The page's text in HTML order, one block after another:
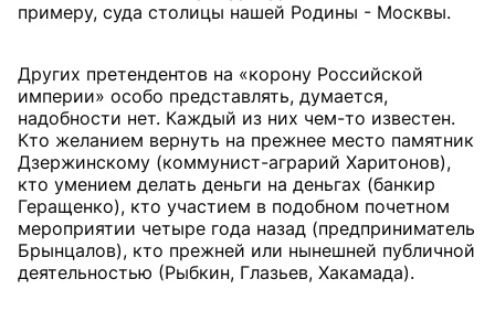
примеру, суда столицы нашей Родины - Москвы.
Других претендентов на «корону Российской
империи» особо представлять, думается,
надобности нет. Каждый из них чем-то известен.
Кто желанием вернуть на прежнее место памятник
Дзержинскому (коммунист-аграрий Харитонов),
кто умением делать деньги на деньгах (банкир
Геращенко), кто участием в подобном почетном
мероприятии четыре года назад (предприниматель
Брынцалов), кто прежней или нынешней публичной
деятельностью (Рыбкин, Глазьев, Хакамада).